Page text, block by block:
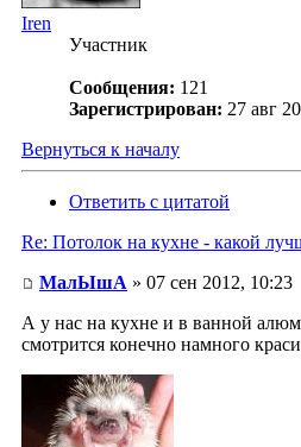
Iren
Участник
Сообщения: 121
Зарегистрирован: 27 авг
Вернуться к началу
Ответить с цитатой
Re: Потолок на кухне - какой
МалЫшА » 07 сен 2012, 10:23
А у нас на кухне и в ванной
смотрится конечно намного